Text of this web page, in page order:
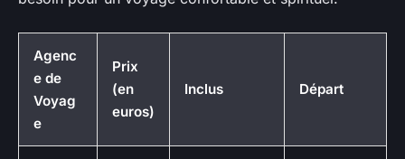
Agenc
e de
Voyag
e
Prix
(en
euros)
Inclus Départ